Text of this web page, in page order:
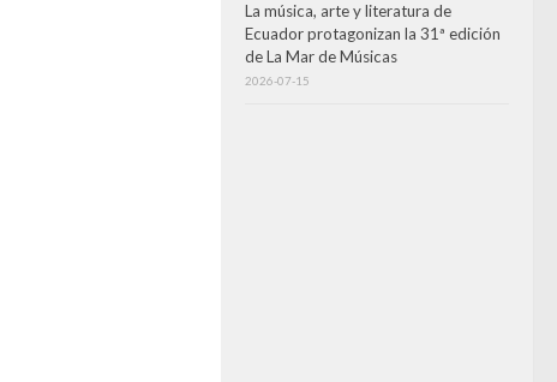
La música, arte y literatura de
Ecuador protagonizan la 31ª edición
de La Mar de Músicas
2026-07-15